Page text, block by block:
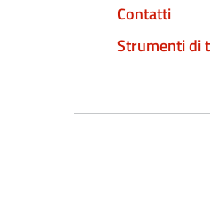
Contatti
Strumenti di